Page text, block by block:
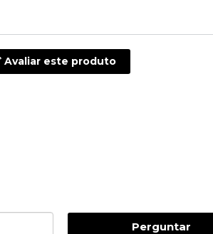
Avaliar este produto
Perguntar